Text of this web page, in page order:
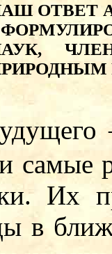
ОТВЕТ
самые
Их
в